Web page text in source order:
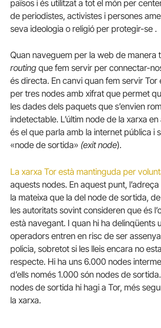
països i és utilitzat a tot el món per
de periodistes, activistes i persones
seva ideologia o religió per protegir-se .
Quan naveguem per la web de manera
routing que fem servir per connectar-
és directa. En canvi quan fem servir Tor
per tres nodes amb xifrat que permet
les dades dels paquets que s’envien
indetectable. L’últim node de la xarxa
és el que parla amb la internet pública i
«node de sortida» (exitnode).
La xarxa Tor està mantinguda per
aquests nodes. En aquest punt, l’adreça
la mateixa que la del node de sortida,
les autoritats sovint consideren que és
està navegant. I quan hi ha delinqüents
operadors entren en risc de ser
policia, sobretot si les lleis encara no
respecte. Hi ha uns 6.000 nodes
d’ells només 1.000 són nodes de
nodes de sortida hi hagi a Tor, més
la xarxa.